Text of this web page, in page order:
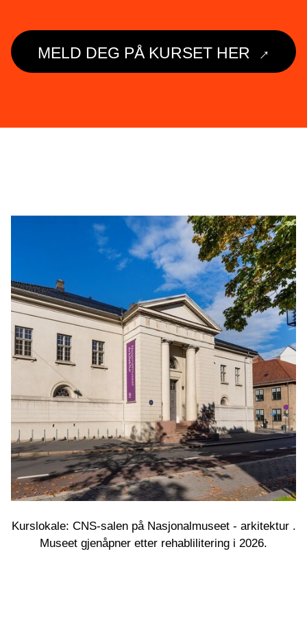
MELD DEG PÅ KURSET HER →
Kurslokale: CNS-salen på Nasjonalmuseet - arkitektur .
Museet gjenåpner etter rehablilitering i 2026.